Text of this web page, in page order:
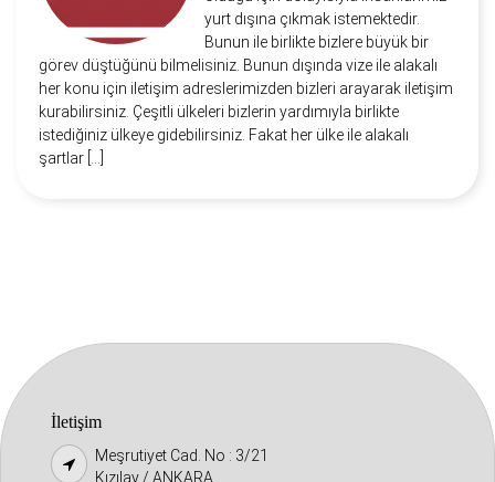
yurt dışına çıkmak istemektedir.
Bunun ile birlikte bizlere büyük bir
görev düştüğünü bilmelisiniz. Bunun dışında vize ile alakalı
her konu için iletişim adreslerimizden bizleri arayarak iletişim
kurabilirsiniz. Çeşitli ülkeleri bizlerin yardımıyla birlikte
istediğiniz ülkeye gidebilirsiniz. Fakat her ülke ile alakalı
şartlar […]
İletişim
Meşrutiyet Cad. No : 3/21
Kızılay / ANKARA